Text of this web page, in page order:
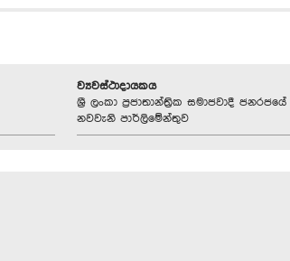
ව්‍යවස්ථාදායකය
ශ්‍රී ලංකා ප්‍රජාතාන්ත්‍රික සමාජවාදී ජනරජයේ
නවවැනි පාර්ලිමේන්තුව